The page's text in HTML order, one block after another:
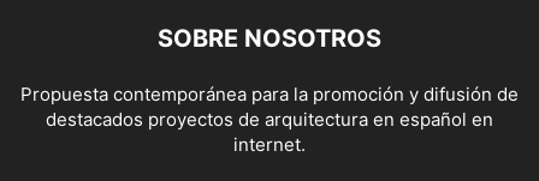
SOBRE NOSOTROS
Propuesta contemporánea para la promoción y difusión de
destacados proyectos de arquitectura en español en
internet.